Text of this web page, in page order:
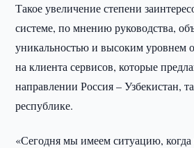
Такое увеличение степени
системе, по мнению руководства,
уникальностью и высоким уровнем
на клиента сервисов, которые
направлении Россия – Узбекистан,
республике.
«Сегодня мы имеем ситуацию,